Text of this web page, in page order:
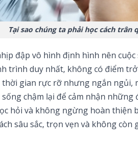
Tại sao chúng ta phải học cách trân
đập vô hình định hình nên
trình duy nhất, không có điểm
gian rực rỡ nhưng ngắn ngủi,
chậm lại để cảm nhận
hỏi và không ngừng hoàn thiện
sâu sắc, trọn vẹn và không còn